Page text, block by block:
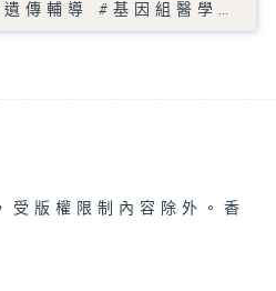
傳輔導 #基因組醫學…
受版權限制內容除外。香